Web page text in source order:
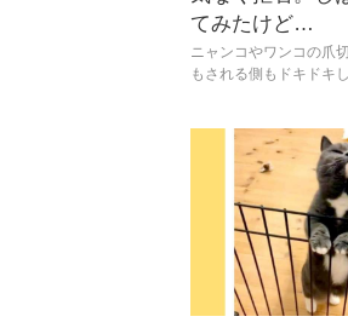
てみたけど…
ニャンコやワンコの爪
もされる側もドキドキ